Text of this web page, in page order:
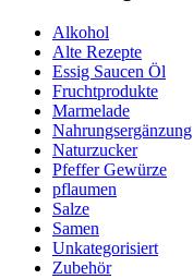
Alkohol
Alte Rezepte
Essig Saucen Öl
Fruchtprodukte
Marmelade
Nahrungsergänzung
Naturzucker
Pfeffer Gewürze
pflaumen
Salze
Samen
Unkategorisiert
Zubehör